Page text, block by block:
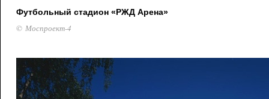
Футбольный стадион «РЖД Арена»
© Моспроект-4